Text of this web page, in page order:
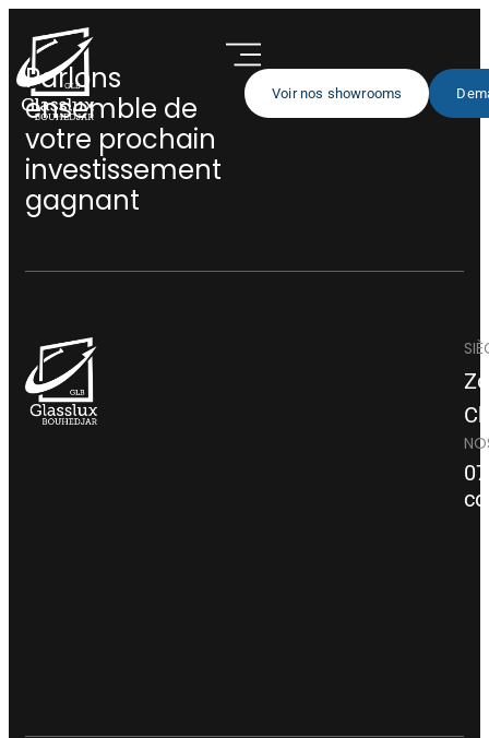
Parlons
ensemble de
votre prochain
investissement
gagnant
Voir nos showrooms